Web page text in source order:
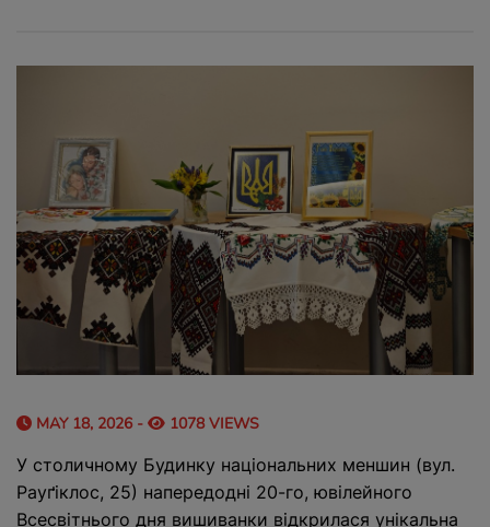
MAY 18, 2026 - 1078 VIEWS
У столичному Будинку національних меншин (вул.
Рауґіклос, 25) напередодні 20-го, ювілейного
Всесвітнього дня вишиванки відкрилася унікальна